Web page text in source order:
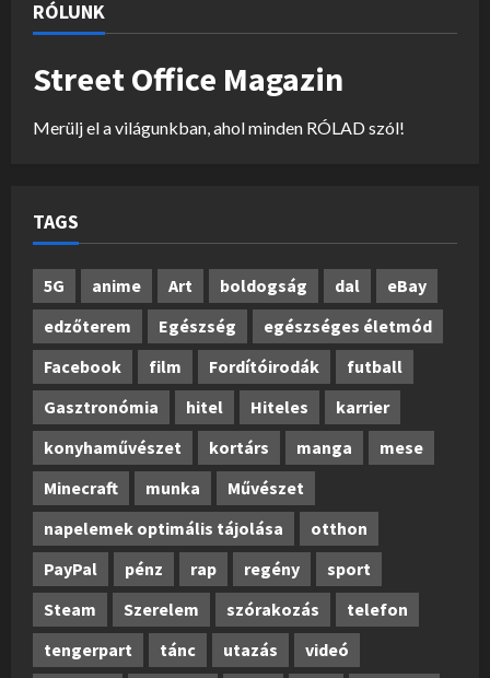
RÓLUNK
Street Office Magazin
Merülj el a világunkban, ahol minden RÓLAD szól!
TAGS
5G anime Art boldogság dal
eBay
edzőterem
Egészség
egészséges életmód
Facebook
film Fordítóirodák
futball
Gasztronómia
hitel Hiteles
karrier
konyhaművészet
kortárs manga
mese
Minecraft
munka
Művészet
napelemek optimális tájolása
otthon
PayPal
pénz rap regény
sport
Steam
Szerelem szórakozás
telefon
tengerpart
tánc utazás
videó